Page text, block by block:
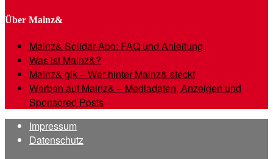
Über Mainz&
Mainz& Solidar-Abo: FAQ und Anleitung
Was ist Mainz&?
Mainz& gik – Wer hinter Mainz& steckt
Werben auf Mainz& – Mediadaten, Anzeigen und
Sponsored Posts
Impressum
Datenschutz